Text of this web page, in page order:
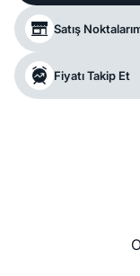
Satış
Fiyatı Takip Et